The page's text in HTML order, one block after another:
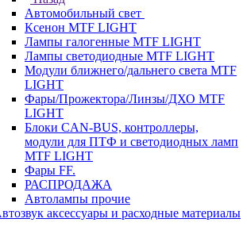
Автомобильный свет
Ксенон MTF LIGHT
Лампы галогенные MTF LIGHT
Лампы светодиодные MTF LIGHT
Модули ближнего/дальнего света MTF
LIGHT
Фары/Прожектора/Линзы/ДХО MTF
LIGHT
Блоки CAN-BUS, контроллеры,
модули для ПТФ и светодиодных ламп
MTF LIGHT
Фары FF.
РАСПРОДАЖА
Автолампы прочие
аксессуары и расходные материалы